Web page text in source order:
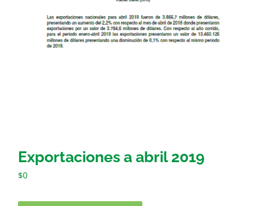
Exportaciones a abril 2019
$0